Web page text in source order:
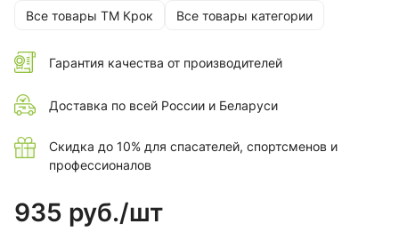
Все товары ТМ Крок Все товары категории
Гарантия качества от производителей
Доставка по всей России и Беларуси
Скидка до 10% для спасателей, спортсменов и
профессионалов
935 руб./шт